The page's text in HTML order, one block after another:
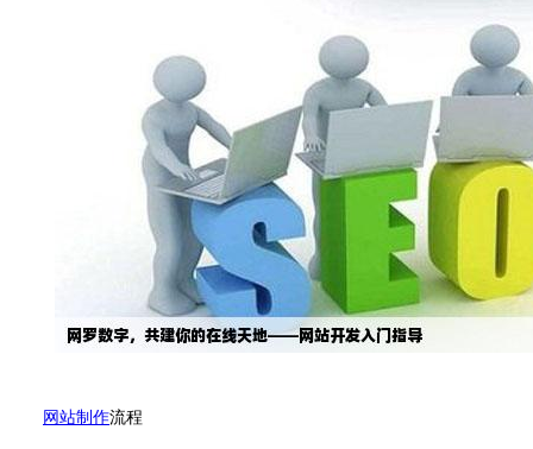
网站制作流程